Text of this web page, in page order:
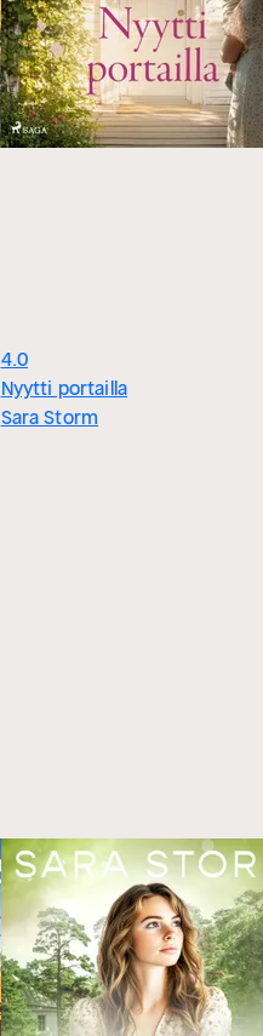
4.0
Nyytti portailla
Sara Storm